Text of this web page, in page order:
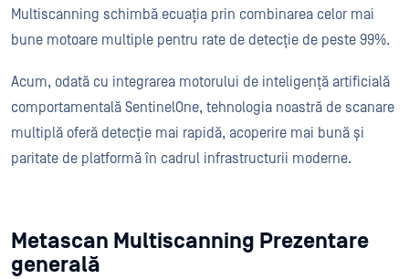
Multiscanning schimbă ecuația prin combinarea celor mai
bune motoare multiple pentru rate de detecție de peste 99%.
Acum, odată cu integrarea motorului de inteligență artificială
comportamentală SentinelOne, tehnologia noastră de scanare
multiplă oferă detecție mai rapidă, acoperire mai bună și
paritate de platformă în cadrul infrastructurii moderne.
Metascan Multiscanning Prezentare
generală